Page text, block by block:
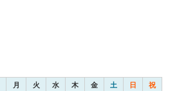
月 火 水 木 金 土 日 祝